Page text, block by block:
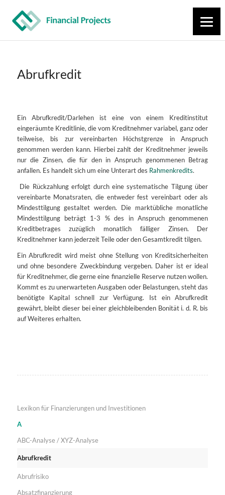
Abrufkredit
Ein Abrufkredit/Darlehen ist eine von einem Kreditinstitut
eingeräumte Kreditlinie, die vom Kreditnehmer variabel, ganz oder
teilweise, bis zur vereinbarten Höchstgrenze in Anspruch
genommen werden kann. Hierbei zahlt der Kreditnehmer jeweils
nur die Zinsen, die für den in Anspruch genommenen Betrag
anfallen. Es handelt sich um eine Unterart des Rahmenkredits.
Die Rückzahlung erfolgt durch eine systematische Tilgung über
vereinbarte Monatsraten, die entweder fest vereinbart oder als
Mindesttilgung gestaltet werden. Die marktübliche monatliche
Mindesttilgung beträgt 1-3 % des in Anspruch genommenen
Kreditbetrages zuzüglich monatlich fälliger Zinsen. Der
Kreditnehmer kann jederzeit Teile oder den Gesamtkredit tilgen.
Ein Abrufkredit wird meist ohne Stellung von Kreditsicherheiten
und ohne besondere Zweckbindung vergeben. Daher ist er ideal
für Kreditnehmer, die gerne eine finanzielle Reserve nutzen wollen.
Kommt es zu unerwarteten Ausgaben oder Belastungen, steht das
benötigte Kapital schnell zur Verfügung. Ist ein Abrufkredit
gewährt, bleibt dieser bei einer gleichbleibenden Bonität i. d. R. bis
auf Weiteres erhalten.
Lexikon für Finanzierungen und Investitionen
A
ABC-Analyse / XYZ-Analyse
Abrufkredit
Abrufrisiko
Absatzfinanzierung